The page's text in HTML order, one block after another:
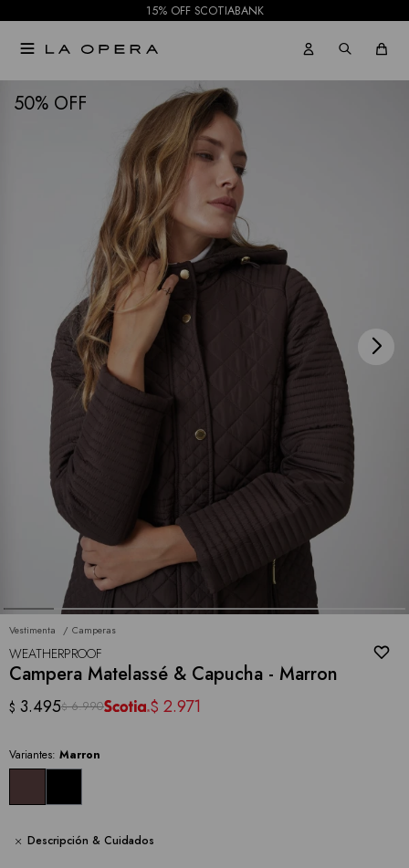
15% OFF SCOTIABANK

50
Vestimenta Camperas
WEATHERPROOF
Campera Matelassé & Capucha - Marron
$ 3.495$ 6.990 $ 2.971
Variantes: Marron
Descripción & Cuidados
NOTIFICARME